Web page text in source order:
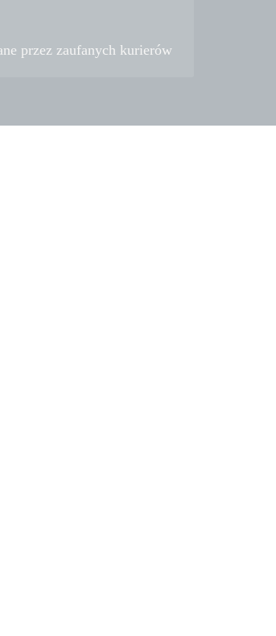
przez zaufanych kurierów